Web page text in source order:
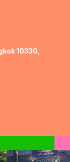
10330,